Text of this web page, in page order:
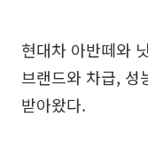
현대차 아반떼와
브랜드와 차급, 성
받아왔다.